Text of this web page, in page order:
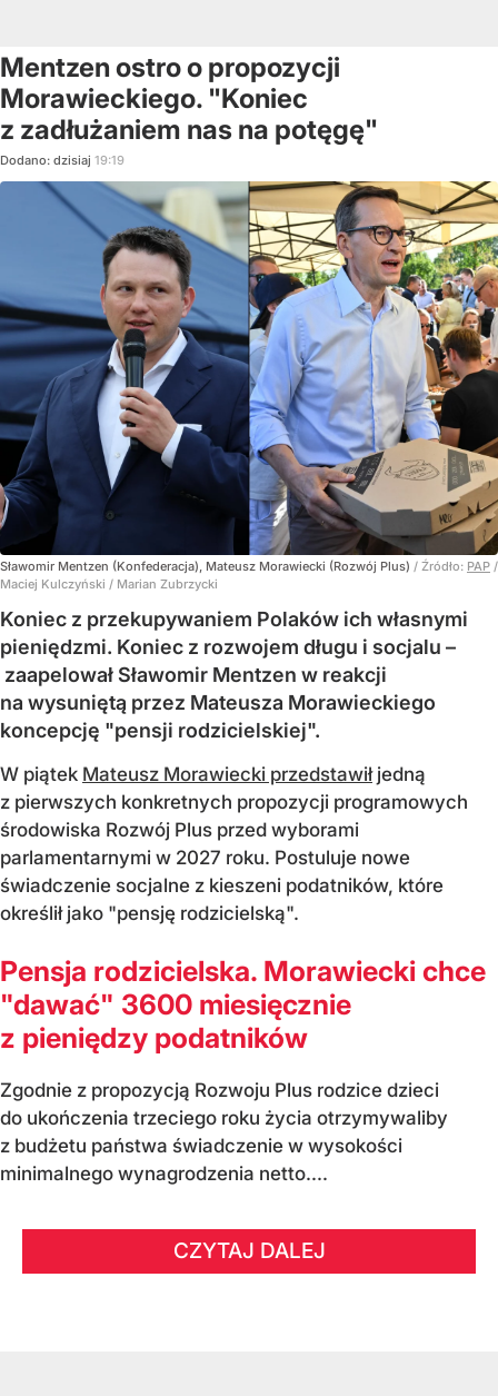
Mentzen ostro o propozycji
Morawieckiego. "Koniec
z zadłużaniem nas na potęgę"
Dodano: dzisiaj 19:19
Sławomir Mentzen (Konfederacja), Mateusz Morawiecki (Rozwój Plus) / Źródło: PAP /
Maciej Kulczyński / Marian Zubrzycki
Koniec z przekupywaniem Polaków ich własnymi
pieniędzmi. Koniec z rozwojem długu i socjalu –
zaapelował Sławomir Mentzen w reakcji
na wysuniętą przez Mateusza Morawieckiego
koncepcję "pensji rodzicielskiej".
W piątek Mateusz Morawiecki przedstawiłjedną
z pierwszych konkretnych propozycji programowych
środowiska Rozwój Plus przed wyborami
parlamentarnymi w 2027 roku. Postuluje nowe
świadczenie socjalne z kieszeni podatników, które
określił jako "pensję rodzicielską".
Pensja rodzicielska. Morawiecki chce
"dawać" 3600 miesięcznie
z pieniędzy podatników
Zgodnie z propozycją Rozwoju Plus rodzice dzieci
do ukończenia trzeciego roku życia otrzymywaliby
z budżetu państwa świadczenie w wysokości
minimalnego wynagrodzenia netto....
CZYTAJ DALEJ